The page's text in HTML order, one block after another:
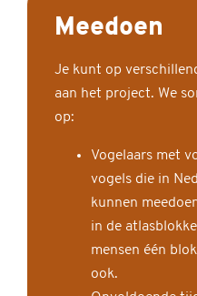
Meedoen
Je kunt op
aan het project. We
op:
Vogelaars met
vogels die in
kunnen
in de
mensen één
ook.